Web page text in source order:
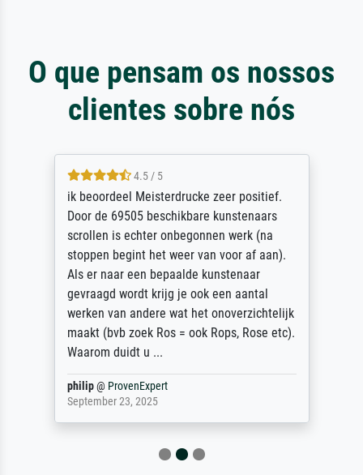
O que pensam os nossos
clientes sobre nós
4.5 / 5
ik beoordeel Meisterdrucke zeer positief.
Door de 69505 beschikbare kunstenaars
scrollen is echter onbegonnen werk (na
stoppen begint het weer van voor af aan).
Als er naar een bepaalde kunstenaar
gevraagd wordt krijg je ook een aantal
werken van andere wat het onoverzichtelijk
maakt (bvb zoek Ros = ook Rops, Rose etc).
Waarom duidt u ...
philip@ ProvenExpert
September 23, 2025